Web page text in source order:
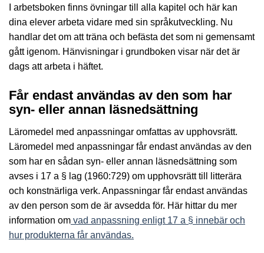
I arbetsboken finns övningar till alla kapitel och här kan
dina elever arbeta vidare med sin språkutveckling. Nu
handlar det om att träna och befästa det som ni gemensamt
gått igenom. Hänvisningar i grundboken visar när det är
dags att arbeta i häftet.
Får endast användas av den som har
syn- eller annan läsnedsättning
Läromedel med anpassningar omfattas av upphovsrätt.
Läromedel med anpassningar får endast användas av den
som har en sådan syn- eller annan läsnedsättning som
avses i 17 a § lag (1960:729) om upphovsrätt till litterära
och konstnärliga verk. Anpassningar får endast användas
av den person som de är avsedda för. Här hittar du mer
information om vad anpassning enligt 17 a § innebär och
hur produkterna får användas.